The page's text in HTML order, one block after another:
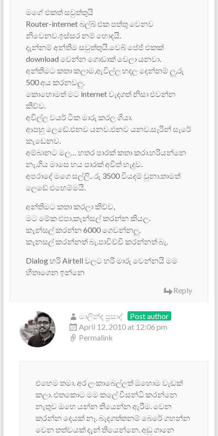
මගේ එකත් සවුත්තුයි
Router-internet බල්බ් එක පත්තු වෙනව
නිවෙනව.ඉස්සර නම් හොදයි.
දැන්නම් අන්තිම සවුත්තුයි.වෙබ් පේජ් එකක්
download වෙන්න ගොඩාක් වෙලා යනවා.
අන්තිමට කතා කලාම,ඇවිල්ල හදල දෙන්නම් ලු,රු
500 අය කරනවලු.
කොහොමත් මට internet වැදගත් නිසා එවන්න
කිව්ව.
අවිල්ල වයර් ටික මාරු කරල ගියා.
ආපහු ලෙඩේ.එනව යනව.එනව යනව.සැරින් සැරේ
කැඩෙනව.
අම්බානට මල… හතර පාරක් කතා කරා.හරියන්නෙ
නැ.ගිය මාසෙ හය පාරක් අවිත් හැදුව.
අපරාදේ මගෙ සල්ලි.. රු 3500 වියදම් වුනා.තාමත්
ලෙඩේ එහෙම්මයි.
අන්තිමට කතා කරලා කිව්ව,
මට මේක එපා.කැන්සල් කරන්න කියල.
කැන්සල් කරන්න 6000 ගෙවන්නලු.
කැනසල් කරන්නත් බැ.පාවිච්චි කරන්නත් බැ.
Dialog හරි Airtell වලට හරි මාරු වෙන්නයි මම
හිතාගෙන ඉන්නෙ
Reply
මාලින්ද ප්‍රසාද්
Post author
April 12, 2010 at 12:06 pm
Permalink
එහෙම තමා. අර ලංකාබෙල්ලත් ඔහොම වැඩක්
කලා. එතකොට මම කලේ විසන්ධි කරන්නෙ
නැතුව ඔහෙ යන්න තියෙන්න ඇරීම. වෙන
කරන්න දෙයක් නෑ. බැදගත්තනම් බෙරේ ගහන්න
වෙන තත්වයක් දැන් තියෙන්නෙ. අඩු ගානෙ